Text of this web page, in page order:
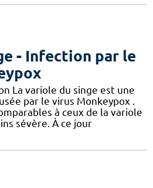
- Infection par le
La variole du singe est une
par le virus Monkeypox .
à ceux de la variole
sévère. À ce jour